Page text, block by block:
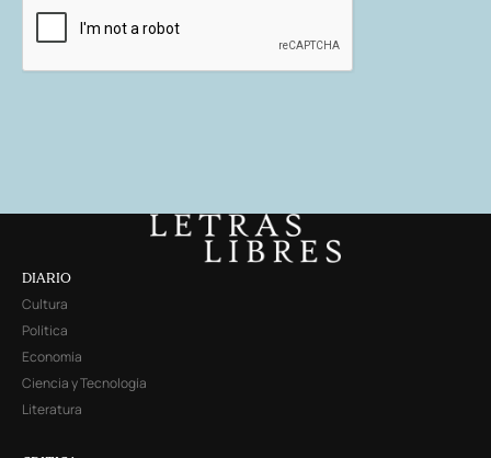
DIARIO
Cultura
Política
Economía
Ciencia y Tecnología
Literatura